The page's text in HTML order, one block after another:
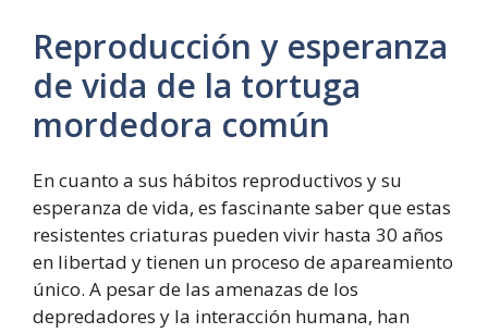
Reproducción y esperanza
de vida de la tortuga
mordedora común
En cuanto a sus hábitos reproductivos y su
esperanza de vida, es fascinante saber que estas
resistentes criaturas pueden vivir hasta 30 años
en libertad y tienen un proceso de apareamiento
único. A pesar de las amenazas de los
depredadores y la interacción humana, han